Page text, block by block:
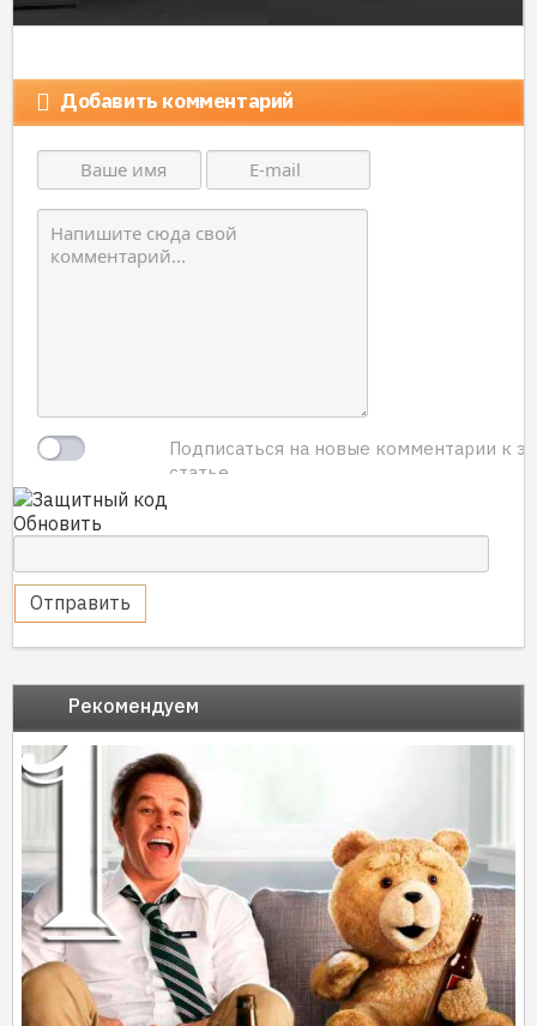
Добавить комментарий
Подписаться на новые комментарии к
статье.
Обновить
Отправить
Рекомендуем